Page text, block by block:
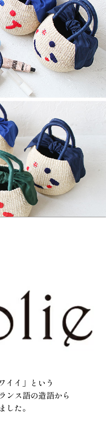
イイ」という
ンス語の造語から
した。